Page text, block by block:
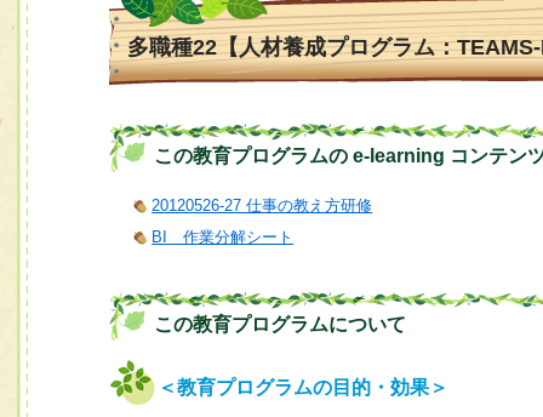
多職種22【人材養成プログラム：
この教育プログラムの e-learning コンテン
20120526-27 仕事の教え方研修
BI 作業分解シート
この教育プログラムについて
＜教育プログラムの目的・効果＞